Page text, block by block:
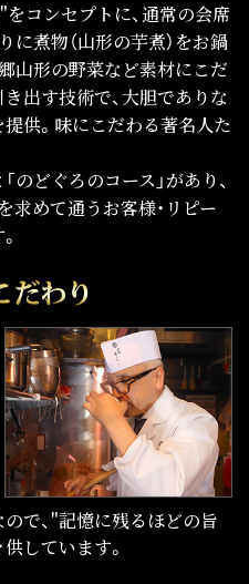
をコンセプトに、通常の会席
に煮物（山形の芋煮）をお鍋
山形の野菜など素材にこだ
出す技術で、大胆でありな
供。味にこだわる著名人た
のどぐろのコース」があり、
求めて通うお客様・リピー
で、"記憶に残るほどの旨
しています。